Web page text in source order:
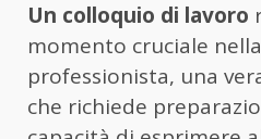
Un colloquio di lavoro
momento cruciale
professionista, una
che richiede